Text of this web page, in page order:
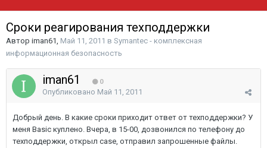
Сроки реагирования техподдержки
Автор iman61, Май 11, 2011 в Symantec - комплексная
информационная безопасность
iman61 0
Опубликовано Май 11, 2011
Добрый день. В какие сроки приходит ответ от техподдержки? У
меня Basic куплено. Вчера, в 15-00, дозвонился по телефону до
техподдержки, открыл case, отправил запрошенные файлы.